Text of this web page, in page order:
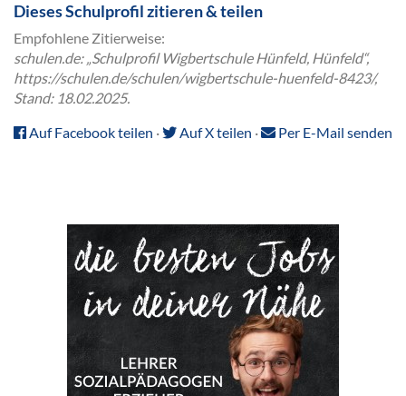
Dieses Schulprofil zitieren & teilen
Empfohlene Zitierweise:
schulen.de: „Schulprofil Wigbertschule Hünfeld, Hünfeld“,
https://schulen.de/schulen/wigbertschule-huenfeld-8423/,
Stand: 18.02.2025.
Auf Facebook teilen · Auf X teilen · Per E-Mail senden